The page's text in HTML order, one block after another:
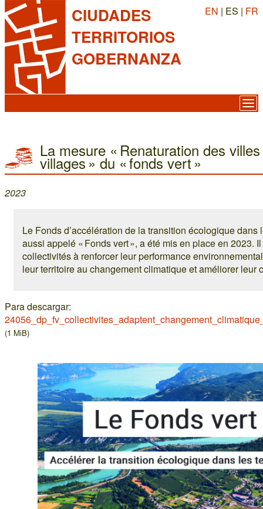
CIUDADES
TERRITORIOS
GOBERNANZA
EN | ES | FR
La mesure « Renaturation des
villages » du « fonds vert »
2023
Le Fonds d’accélération de la transition écologique dans
aussi appelé « Fonds vert », a été mis en place en 2023.
collectivités à renforcer leur performance
leur territoire au changement climatique et améliorer leur
Para descargar:
(1 MiB)